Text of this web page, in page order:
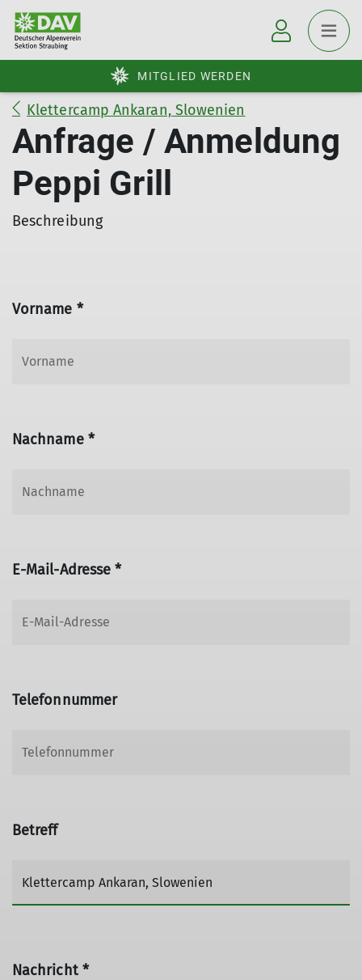
MITGLIED WERDEN
Klettercamp Ankaran, Slowenien
Anfrage / Anmeldung
Peppi Grill
Beschreibung
Vorname *
Nachname *
E-Mail-Adresse *
Telefonnummer
Betreff
Nachricht *